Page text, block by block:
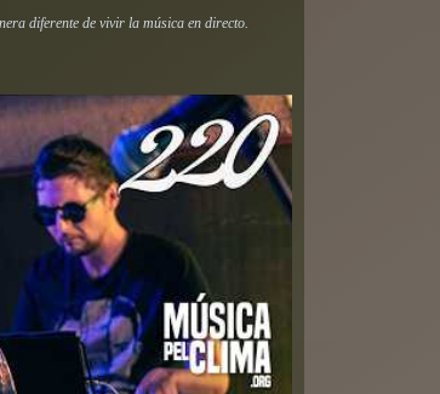
diferente de vivir la música en directo.